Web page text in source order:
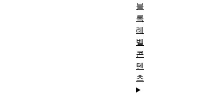
블
록
레
벨
콘
텐
츠